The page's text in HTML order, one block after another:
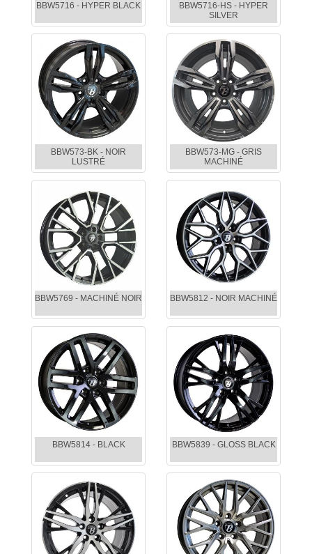
BBW5716 - HYPER BLACK
BBW5716-HS - HYPER
SILVER
BBW573-BK - NOIR
LUSTRÉ
BBW573-MG - GRIS
MACHINÉ
BBW5769 - MACHINÉ NOIR BBW5812 - NOIR MACHINÉ
BBW5814 - BLACK BBW5839 - GLOSS BLACK